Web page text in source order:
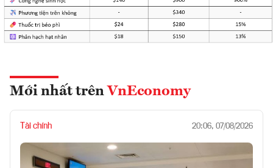
Mới nhất trên VnEconomy
Tài chính 20:06, 07/08/2026